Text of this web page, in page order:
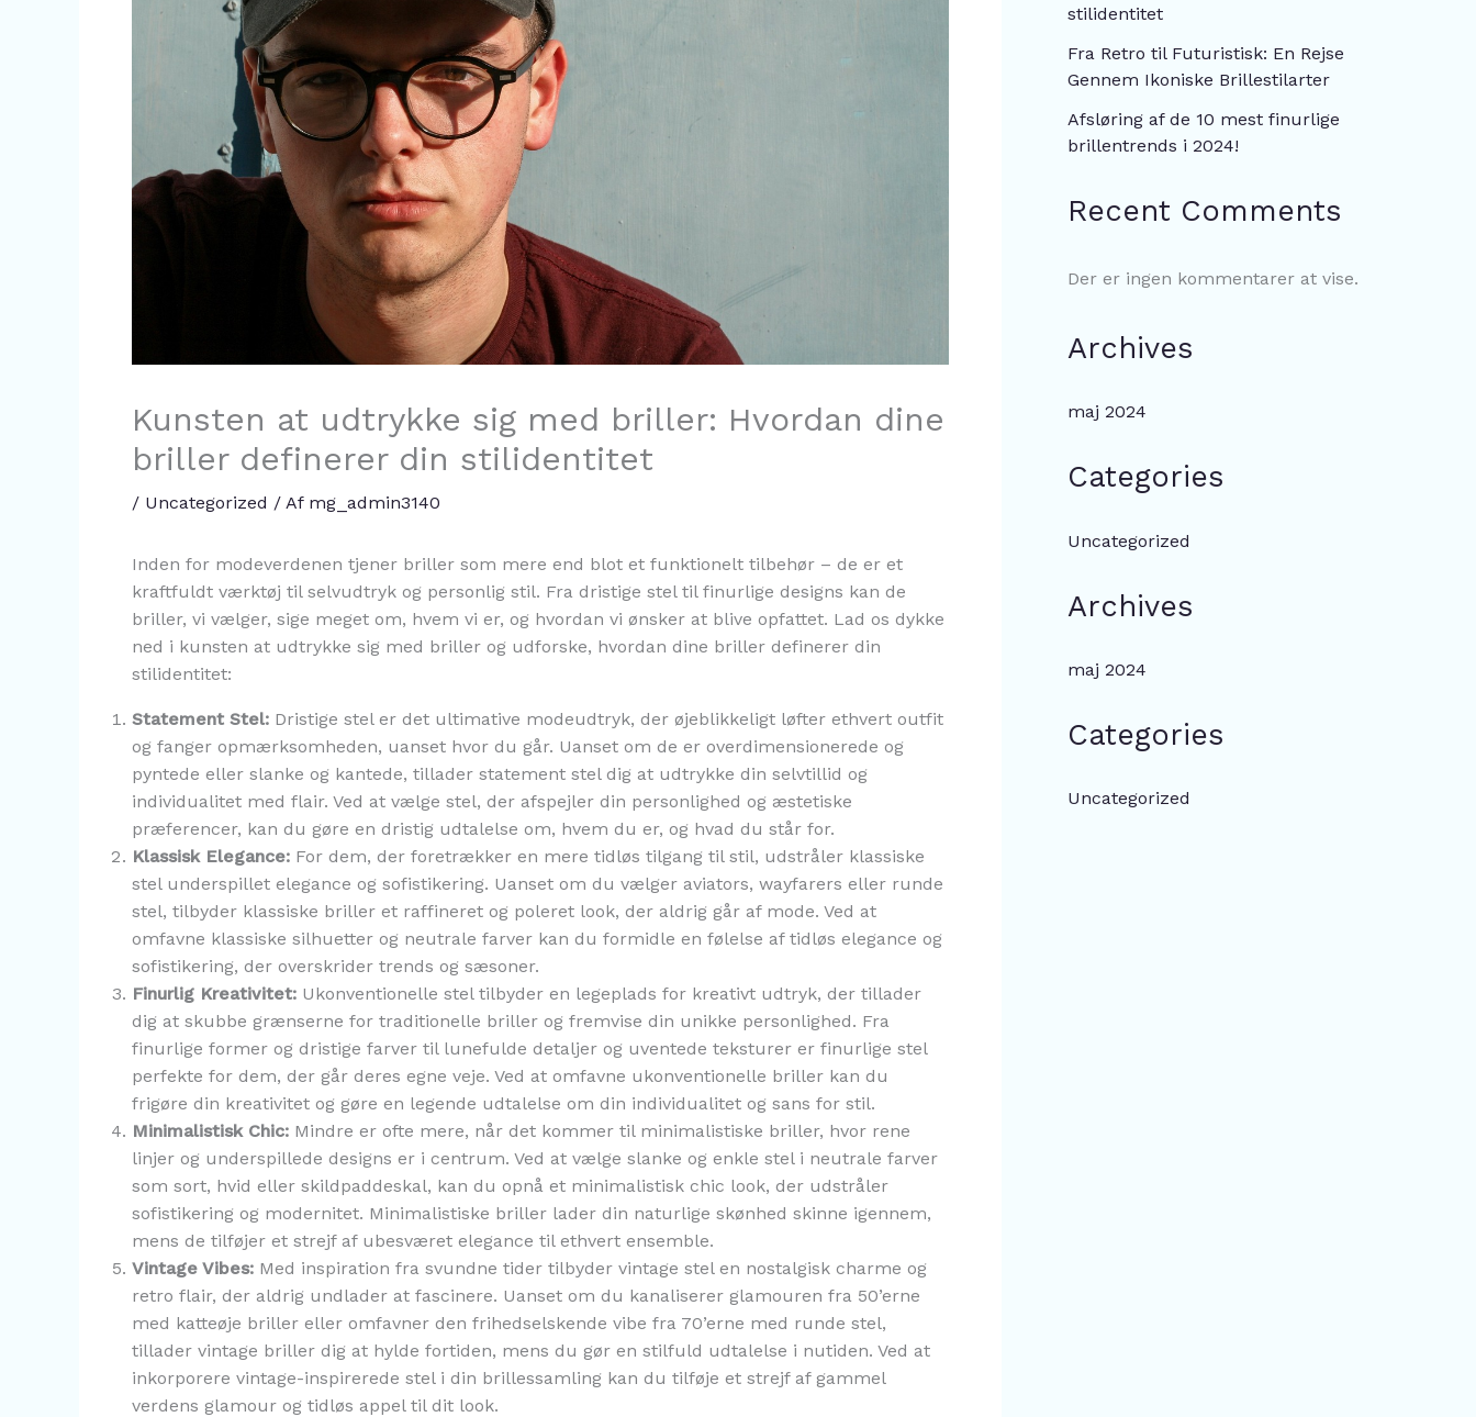
Kunsten at udtrykke sig med briller: Hvordan dine
briller definerer din stilidentitet
/ Uncategorized / Af mg_admin3140
Inden for modeverdenen tjener briller som mere end blot et funktionelt tilbehør – de er et
kraftfuldt værktøj til selvudtryk og personlig stil. Fra dristige stel til finurlige designs kan de
briller, vi vælger, sige meget om, hvem vi er, og hvordan vi ønsker at blive opfattet. Lad os dykke
ned i kunsten at udtrykke sig med briller og udforske, hvordan dine briller definerer din
stilidentitet:
Statement Stel: Dristige stel er det ultimative modeudtryk, der øjeblikkeligt løfter ethvert outfit
og fanger opmærksomheden, uanset hvor du går. Uanset om de er overdimensionerede og
pyntede eller slanke og kantede, tillader statement stel dig at udtrykke din selvtillid og
individualitet med flair. Ved at vælge stel, der afspejler din personlighed og æstetiske
præferencer, kan du gøre en dristig udtalelse om, hvem du er, og hvad du står for.
Klassisk Elegance: For dem, der foretrækker en mere tidløs tilgang til stil, udstråler klassiske
stel underspillet elegance og sofistikering. Uanset om du vælger aviators, wayfarers eller runde
stel, tilbyder klassiske briller et raffineret og poleret look, der aldrig går af mode. Ved at
omfavne klassiske silhuetter og neutrale farver kan du formidle en følelse af tidløs elegance og
sofistikering, der overskrider trends og sæsoner.
Finurlig Kreativitet: Ukonventionelle stel tilbyder en legeplads for kreativt udtryk, der tillader
dig at skubbe grænserne for traditionelle briller og fremvise din unikke personlighed. Fra
finurlige former og dristige farver til lunefulde detaljer og uventede teksturer er finurlige stel
perfekte for dem, der går deres egne veje. Ved at omfavne ukonventionelle briller kan du
frigøre din kreativitet og gøre en legende udtalelse om din individualitet og sans for stil.
Minimalistisk Chic: Mindre er ofte mere, når det kommer til minimalistiske briller, hvor rene
linjer og underspillede designs er i centrum. Ved at vælge slanke og enkle stel i neutrale farver
som sort, hvid eller skildpaddeskal, kan du opnå et minimalistisk chic look, der udstråler
sofistikering og modernitet. Minimalistiske briller lader din naturlige skønhed skinne igennem,
mens de tilføjer et strejf af ubesværet elegance til ethvert ensemble.
Vintage Vibes: Med inspiration fra svundne tider tilbyder vintage stel en nostalgisk charme og
retro flair, der aldrig undlader at fascinere. Uanset om du kanaliserer glamouren fra 50’erne
med katteøje briller eller omfavner den frihedselskende vibe fra 70’erne med runde stel,
tillader vintage briller dig at hylde fortiden, mens du gør en stilfuld udtalelse i nutiden. Ved at
inkorporere vintage-inspirerede stel i din brillessamling kan du tilføje et strejf af gammel
verdens glamour og tidløs appel til dit look.
stilidentitet
Fra Retro til Futuristisk: En Rejse
Gennem Ikoniske Brillestilarter
Afsløring af de 10 mest finurlige
brillentrends i 2024!
Recent Comments
Der er ingen kommentarer at vise.
Archives
maj 2024
Categories
Uncategorized
Archives
maj 2024
Categories
Uncategorized